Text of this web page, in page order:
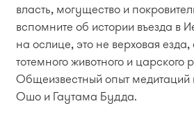
власть, могущество и
вспомните об истории въезда в
на ослице, это не верховая
тотемного животного и царского
Общеизвестный опыт медитаций
Ошо и Гаутама Будда.